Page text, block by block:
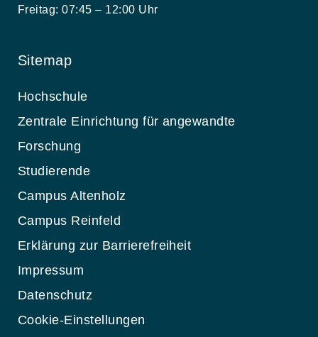
Freitag: 07:45 – 12:00 Uhr
Sitemap
Hochschule
Zentrale Einrichtung für angewandte
Forschung
Studierende
Campus Altenholz
Campus Reinfeld
Erklärung zur Barrierefreiheit
Impressum
Datenschutz
Cookie-Einstellungen